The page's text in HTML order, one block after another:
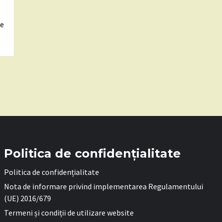
Politica de confidențialitate
Politica de confidențialitate
Nota de informare privind implementarea Regulamentului
(UE) 2016/679
Termeni și condiții de utilizare website